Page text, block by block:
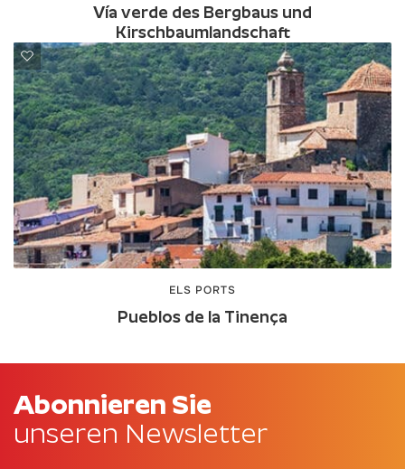
Vía verde des Bergbaus und
Kirschbaumlandschaft
ELS PORTS
Pueblos de la Tinença
Abonnieren Sie
unseren Newsletter